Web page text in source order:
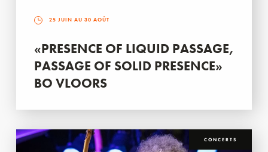
25 JUIN AU 30 AOÛT
«PRESENCE OF LIQUID PASSAGE,
PASSAGE OF SOLID PRESENCE»
BO VLOORS
CONCERTS